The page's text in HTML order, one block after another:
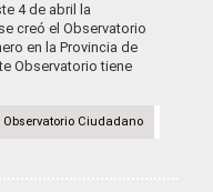
4 de abril la
creó el Observatorio
en la Provincia de
Observatorio tiene
Observatorio Ciudadano